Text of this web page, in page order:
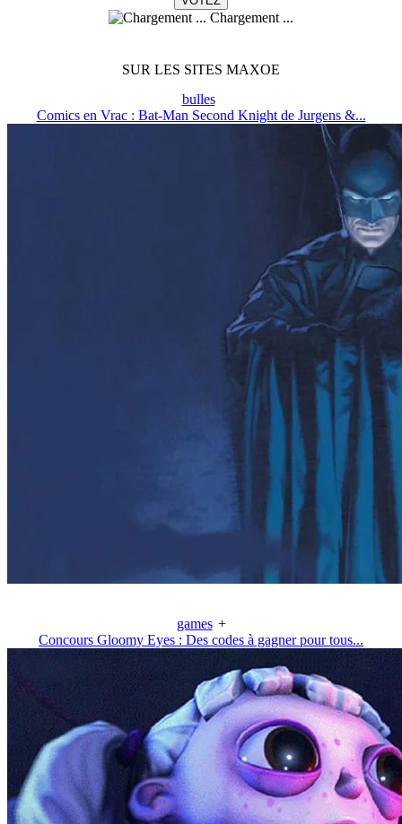
Chargement ...
SUR LES SITES MAXOE
bulles
Comics en Vrac : Bat-Man Second Knight de Jurgens &...
games +
Concours Gloomy Eyes : Des codes à gagner pour tous...